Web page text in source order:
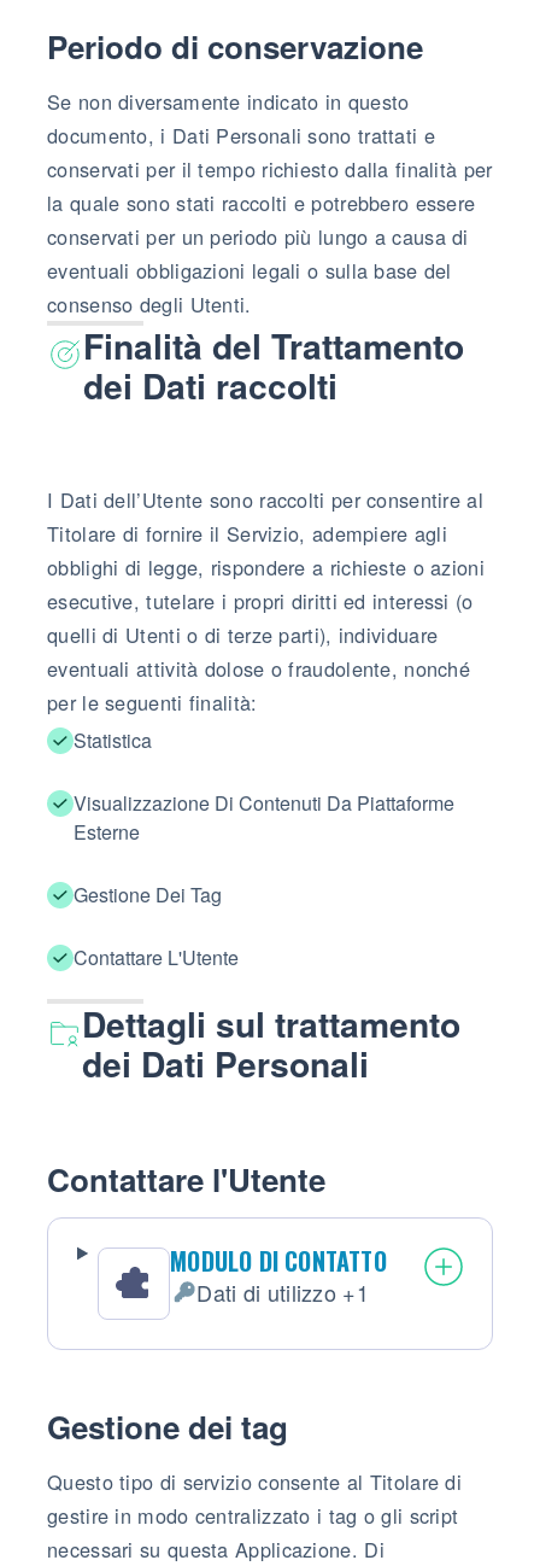
Periodo di conservazione
Se non diversamente indicato in questo
documento, i Dati Personali sono trattati e
conservati per il tempo richiesto dalla finalità per
la quale sono stati raccolti e potrebbero essere
conservati per un periodo più lungo a causa di
eventuali obbligazioni legali o sulla base del
consenso degli Utenti.
Finalità del Trattamento
dei Dati raccolti
I Dati dell’Utente sono raccolti per consentire al
Titolare di fornire il Servizio, adempiere agli
obblighi di legge, rispondere a richieste o azioni
esecutive, tutelare i propri diritti ed interessi (o
quelli di Utenti o di terze parti), individuare
eventuali attività dolose o fraudolente, nonché
per le seguenti finalità:
Statistica
Visualizzazione Di Contenuti Da Piattaforme
Esterne
Gestione Dei Tag
Contattare L'Utente
Dettagli sul trattamento
dei Dati Personali
Contattare l'Utente
MODULO DI CONTATTO
Dati Personali trattati:
Dati di utilizzo +1
Gestione dei tag
Questo tipo di servizio consente al Titolare di
gestire in modo centralizzato i tag o gli script
necessari su questa Applicazione. Di